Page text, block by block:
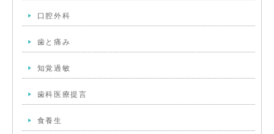
口腔外科
歯と痛み
知覚過敏
歯科医療提言
食養生